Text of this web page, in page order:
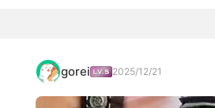
gorei 2025/12/21